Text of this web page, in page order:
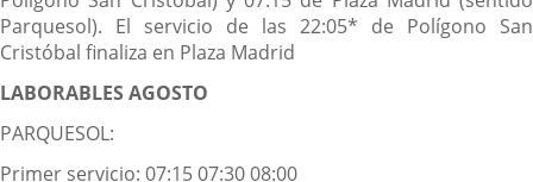
Parquesol). El servicio de las 22:05* de Polígono San
Cristóbal finaliza en Plaza Madrid
LABORABLES AGOSTO
PARQUESOL:
Primer servicio: 07:15 07:30 08:00